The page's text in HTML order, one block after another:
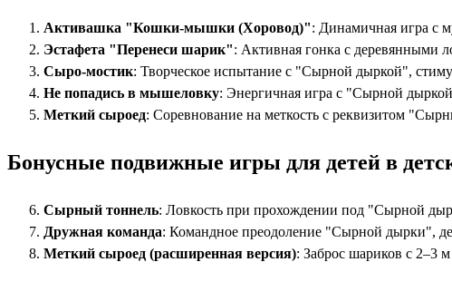
Активашка "Кошки-мышки (Хоровод)": Динамичная игра с
Эстафета "Перенеси шарик": Активная гонка с деревянными
Сыро-мостик: Творческое испытание с "Сырной дыркой",
Не попадись в мышеловку: Энергичная игра с "Сырной
Меткий сыроед: Соревнование на меткость с реквизитом
Бонусные подвижные игры для детей в
Сырный тоннель: Ловкость при прохождении под "Сырной
Дружная команда: Командное преодоление "Сырной дырки",
Меткий сыроед (расширенная версия): Заброс шариков с 2–3